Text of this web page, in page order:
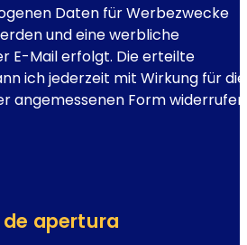
Daten für Werbezwecke
und eine werbliche
E-Mail erfolgt. Die erteilte
ich jederzeit mit Wirkung für die
angemessenen Form
apertura